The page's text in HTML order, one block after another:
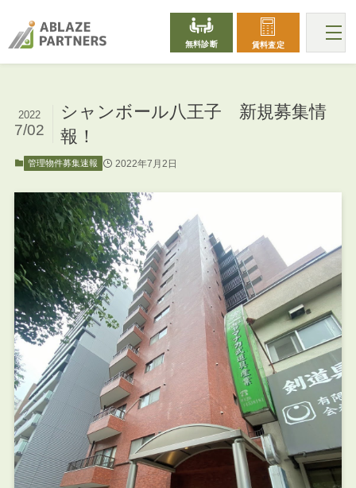
無料診断 賃料査定
シャンボール八王子 新規募集情
報！
2022
7/02
管理物件募集速報 2022年7月2日